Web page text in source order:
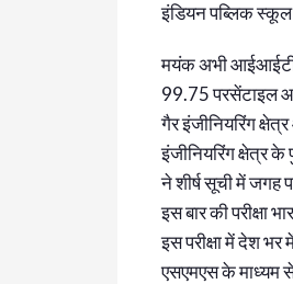
इंडियन पब्लिक
मयंक अभी आईआईटी
99.75 परसेंटाइल
गैर इंजीनियरिंग
इंजीनियरिंग क्षेत्र के
ने शीर्ष सूची में जगह
इस बार की
इस परीक्षा में देश
एसएमएस के माध्यम